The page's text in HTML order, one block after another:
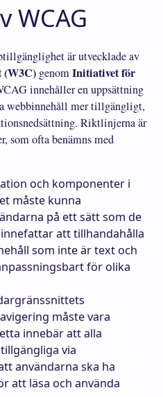
WCAG
är utvecklade av
(W3C) genomInitiativet för
innehåller en uppsättning
webbinnehåll mer tillgängligt,
Riktlinjerna är
som ofta benämns med
och komponenter i
måste kunna
på ett sätt som de
att tillhandahålla
som inte är text och
för olika
måste vara
innebär att alla
via
användarna ska ha
att läsa och använda